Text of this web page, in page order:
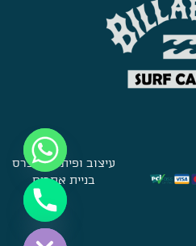
עיצוב ופיתוח:סברס
בניית אתרים
Hide chaty